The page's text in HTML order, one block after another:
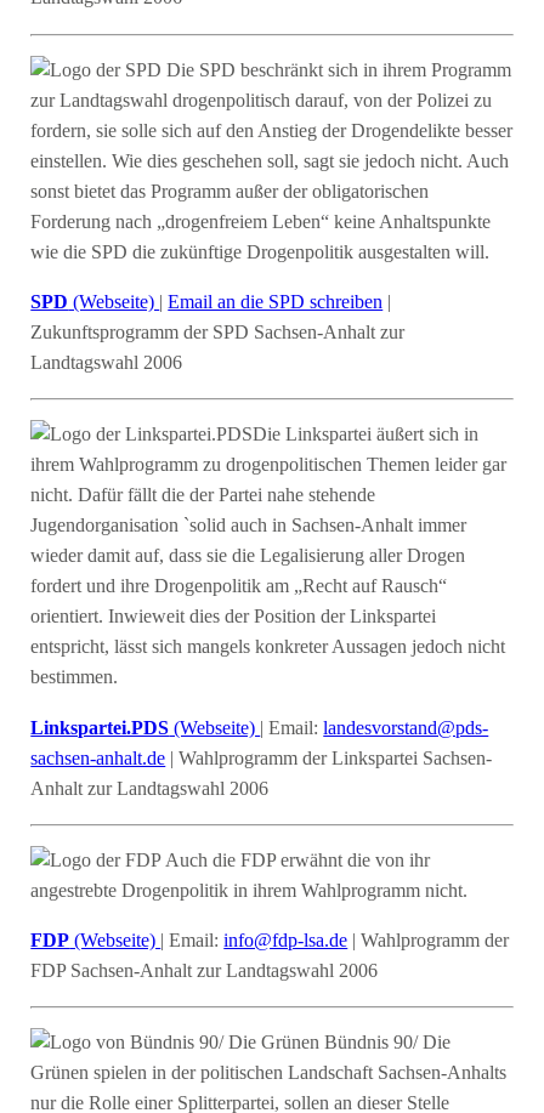
Die SPD beschränkt sich in ihrem Programm
zur Landtagswahl drogenpolitisch darauf, von der Polizei zu
fordern, sie solle sich auf den Anstieg der Drogendelikte besser
einstellen. Wie dies geschehen soll, sagt sie jedoch nicht. Auch
sonst bietet das Programm außer der obligatorischen
Forderung nach „drogenfreiem Leben“ keine Anhaltspunkte
wie die SPD die zukünftige Drogenpolitik ausgestalten will.
SPD (Webseite) |Email an die SPD schreiben |
Zukunftsprogramm der SPD Sachsen-Anhalt zur
Landtagswahl 2006
Die Linkspartei äußert sich in
ihrem Wahlprogramm zu drogenpolitischen Themen leider gar
nicht. Dafür fällt die der Partei nahe stehende
Jugendorganisation `solid auch in Sachsen-Anhalt immer
wieder damit auf, dass sie die Legalisierung aller Drogen
fordert und ihre Drogenpolitik am „Recht auf Rausch“
orientiert. Inwieweit dies der Position der Linkspartei
entspricht, lässt sich mangels konkreter Aussagen jedoch nicht
bestimmen.
Linkspartei.PDS (Webseite) | Email:landesvorstand@pds-
sachsen-anhalt.de | Wahlprogramm der Linkspartei Sachsen-
Anhalt zur Landtagswahl 2006
Auch die FDP erwähnt die von ihr
angestrebte Drogenpolitik in ihrem Wahlprogramm nicht.
FDP (Webseite) | Email:info@fdp-lsa.de | Wahlprogramm der
FDP Sachsen-Anhalt zur Landtagswahl 2006
Bündnis 90/ Die
Grünen spielen in der politischen Landschaft Sachsen-Anhalts
nur die Rolle einer Splitterpartei, sollen an dieser Stelle